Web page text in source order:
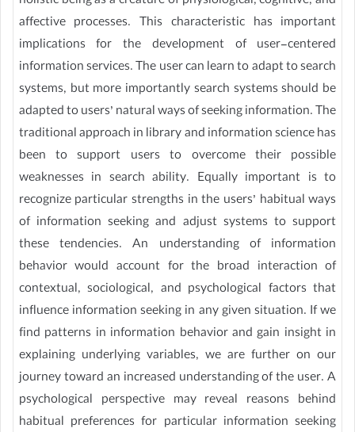
affective processes. This characteristic has important
implications for the development of user-centered
information services. The user can learn to adapt to search
systems, but more importantly search systems should be
adapted to users’ natural ways of seeking information. The
traditional approach in library and information science has
been to support users to overcome their possible
weaknesses in search ability. Equally important is to
recognize particular strengths in the users’ habitual ways
of information seeking and adjust systems to support
these tendencies. An understanding of information
behavior would account for the broad interaction of
contextual, sociological, and psychological factors that
influence information seeking in any given situation. If we
find patterns in information behavior and gain insight in
explaining underlying variables, we are further on our
journey toward an increased understanding of the user. A
psychological perspective may reveal reasons behind
habitual preferences for particular information seeking